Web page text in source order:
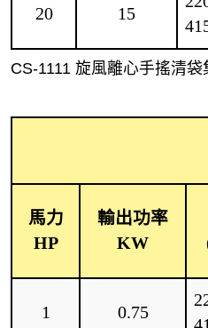
CS-1111 旋風離心手搖清
20 15
馬力
HP
輸出功率
KW
1 0.75